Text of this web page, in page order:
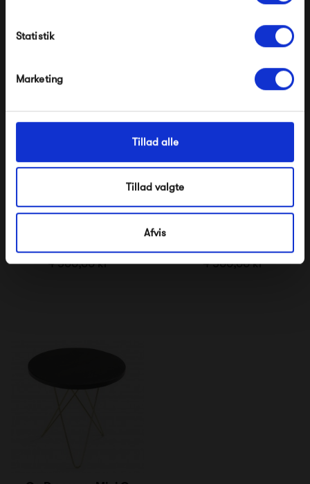
Statistik
Marketing
Tillad alle
Tillad valgte
Afvis
4 500,00 kr 4 500,00 kr
*Ved at tilmelde dig accepterer du at modtage e-